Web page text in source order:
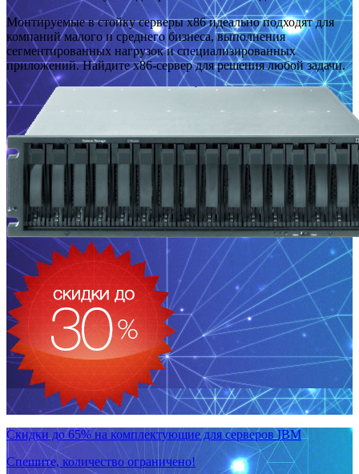
Монтируемые в стойку серверы x86 идеально подходят для
компаний малого и среднего бизнеса, выполнения
сегментированных нагрузок и специализированных
приложений. Найдите x86-сервер для решения любой задачи.
Скидки до 65% на комплектующие для серверов IBM
Спешите, количество ограничено!